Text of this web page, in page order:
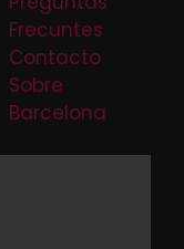
Frecuntes
Contacto
Sobre
Barcelona